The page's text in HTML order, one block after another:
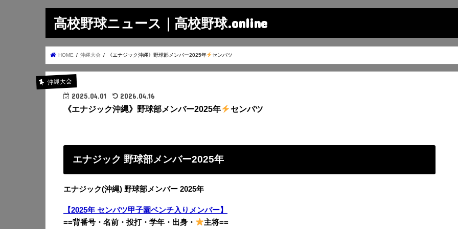
高校野球ニュース｜高校野球.online
HOME 沖縄大会 《エナジック沖縄》野球部メンバー2025年 センバツ
沖縄大会
2025.04.01 2026.04.16
《エナジック沖縄》野球部メンバー2025年 センバツ
エナジック 野球部メンバー2025年
エナジック(沖縄) 野球部メンバー 2025年
【2025年 センバツ甲子園ベンチ入りメンバー】
==背番号・名前・投打・学年・出身・
主将==